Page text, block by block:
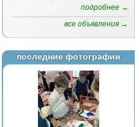
подробнее →
все объявления →
последние фотографии